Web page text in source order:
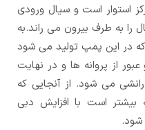
استوار است و سیال ورودی
به طرف بیرون می راند.به
که در این پمپ تولید می شود
از پروانه ها و در نهایت
می شود. از آنجایی که
بیشتر است با افزایش دبی
شود.